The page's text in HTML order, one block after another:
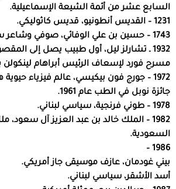
السابع عشر من أئمة الشيعة الإسماعيلية.
1231 – القديس أنطونيو، قديس كاثوليكي.
1743 – حسين بن علي الوفائي، صوفي وشاعر سوري عثماني.
1932 ـ تشارلز ليل، أول طبيب يصل إلى
مسرح فورد لإسعاف الرئيس أبراهام لينكولن
1972 – جورج فون بيكيسي، عالم فيزياء
جائزة نوبل في الطب عام 1961.
1978 – طوني فرنجية، سياسي لبناني.
1982 – الملك خالد بن عبد العزيز آل سعود،
السعودية.
1986 –
بيني غودمان، عازف موسيقى جاز أمريكي.
أسد الأشقر، سياسي لبناني.